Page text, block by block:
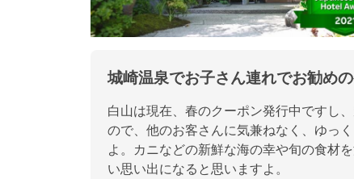
城崎温泉でお子さん連れでお勧め
白山は現在、春のクーポン発行中ですし
ので、他のお客さんに気兼ねなく、ゆっ
よ。カニなどの新鮮な海の幸や旬の食材
い思い出になると思いますよ。